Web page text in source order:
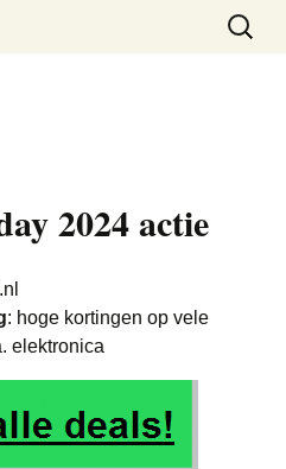
SALE
bij elkaar!
Zoeken
naar:
2024 actie
: hoge kortingen op vele
elektronica